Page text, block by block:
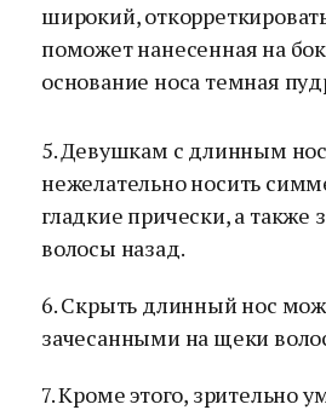
широкий,
поможет нанесенная на
основание носа темная
5. Девушкам с длинным
нежелательно носить
гладкие прически, а также
волосы назад.
6. Скрыть длинный нос
зачесанными на щеки
7. Кроме этого, зрительно